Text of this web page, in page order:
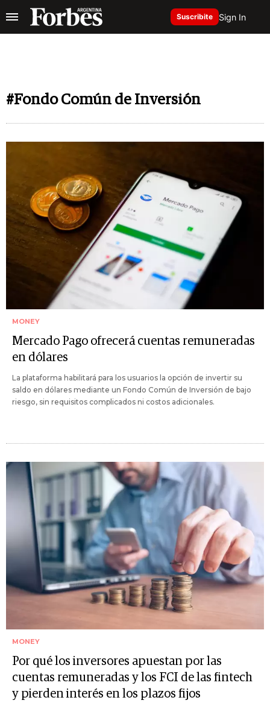
Suscribite Sign In
#Fondo Común de Inversión
MONEY
Mercado Pago ofrecerá cuentas remuneradas
en dólares
La plataforma habilitará para los usuarios la opción de invertir su
saldo en dólares mediante un Fondo Común de Inversión de bajo
riesgo, sin requisitos complicados ni costos adicionales.
MONEY
Por qué los inversores apuestan por las
cuentas remuneradas y los FCI de las fintech
y pierden interés en los plazos fijos